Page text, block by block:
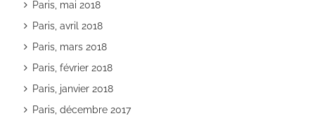
Paris, mai 2018
Paris, avril 2018
Paris, mars 2018
Paris, février 2018
Paris, janvier 2018
Paris, décembre 2017